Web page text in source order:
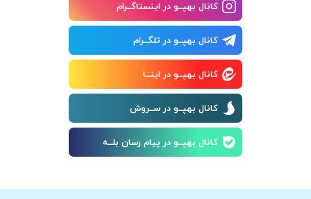
کانال بهپــو در اینستاگــرام
کانال بهپــو در تلگــرام
کانال بهپــو در ایتــا
کانال بهپــو در ســروش
کانال بهپــو در پیام رسان بلــه